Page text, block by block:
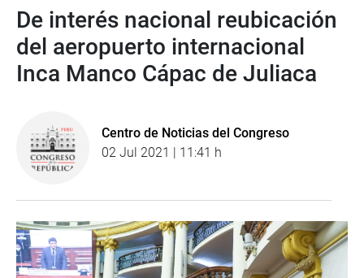
De interés nacional reubicación
del aeropuerto internacional
Inca Manco Cápac de Juliaca
Centro de Noticias del Congreso
02 Jul 2021 | 11:41 h